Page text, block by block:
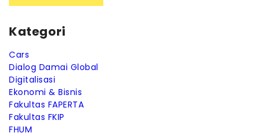
Kategori
Cars
Dialog Damai Global
Digitalisasi
Ekonomi & Bisnis
Fakultas FAPERTA
Fakultas FKIP
FHUM